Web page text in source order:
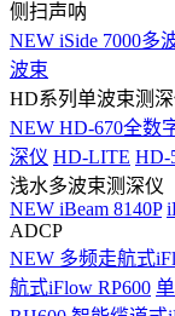
侧扫声呐
NEW iSide 7000多
波束
HD系列单波束测
NEW HD-670全数
深仪 HD-LITE HD-
浅水多波束测深仪
NEW iBeam 8140P
ADCP
NEW 多频走航式
航式iFlow RP600